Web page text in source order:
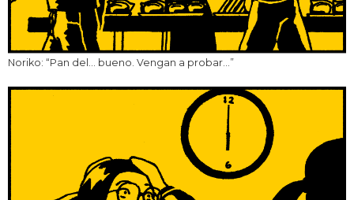
Noriko: “Pan del… bueno. Vengan a probar…”